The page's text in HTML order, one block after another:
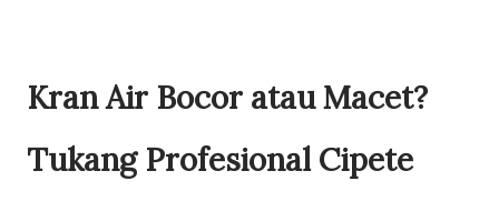
Kran Air Bocor atau Macet?
Tukang Profesional Cipete